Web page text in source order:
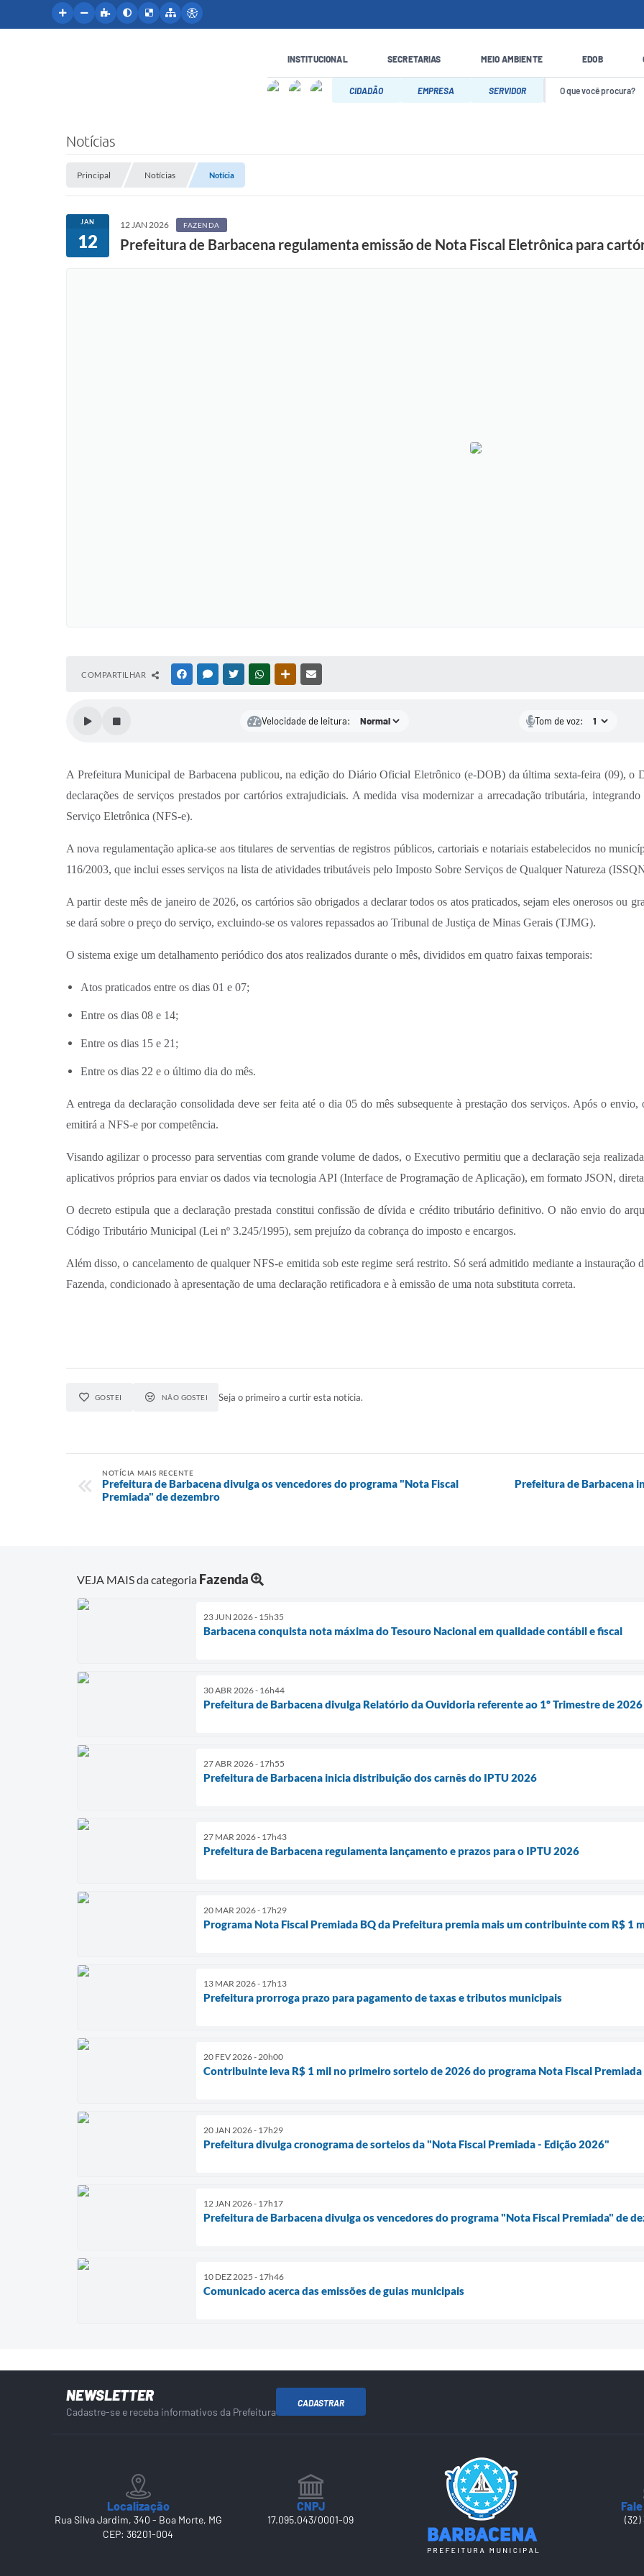
INSTITUCIONAL SECRETARIAS MEIO AMBIENTE EDOB
CIDADÃO EMPRESA SERVIDOR
Notícias
Principal Notícias Notícia
JAN
12
12 JAN 2026 FAZENDA
Prefeitura de Barbacena regulamenta emissão de Nota Fiscal Eletrônica para
COMPARTILHAR FACEBOOKMESSENGER
TWITTERWHATSAPPOUTRAS MÍDIAS
Velocidade de leitura: Tom de voz:
A Prefeitura Municipal de Barbacena publicou, na edição do Diário Oficial Eletrônico (e-DOB) da última sexta-feira (09), o
declarações de serviços prestados por cartórios extrajudiciais. A medida visa modernizar a arrecadação tributária,
Serviço Eletrônica (NFS-e).
A nova regulamentação aplica-se aos titulares de serventias de registros públicos, cartoriais e notariais estabelecidos no
116/2003, que inclui esses serviços na lista de atividades tributáveis pelo Imposto Sobre Serviços de Qualquer Natureza
A partir deste mês de janeiro de 2026, os cartórios são obrigados a declarar todos os atos praticados, sejam eles onerosos ou
se dará sobre o preço do serviço, excluindo-se os valores repassados ao Tribunal de Justiça de Minas Gerais (TJMG).
O sistema exige um detalhamento periódico dos atos realizados durante o mês, divididos em quatro faixas temporais:
Atos praticados entre os dias 01 e 07;
Entre os dias 08 e 14;
Entre os dias 15 e 21;
Entre os dias 22 e o último dia do mês.
A entrega da declaração consolidada deve ser feita até o dia 05 do mês subsequente à prestação dos serviços. Após o
emitirá a NFS-e por competência.
Visando agilizar o processo para serventias com grande volume de dados, o Executivo permitiu que a declaração seja
aplicativos próprios para enviar os dados via tecnologia API (Interface de Programação de Aplicação), em formato JSON,
O decreto estipula que a declaração prestada constitui confissão de dívida e crédito tributário definitivo. O não envio do
Código Tributário Municipal (Lei nº 3.245/1995), sem prejuízo da cobrança do imposto e encargos.
Além disso, o cancelamento de qualquer NFS-e emitida sob este regime será restrito. Só será admitido mediante a
Fazenda, condicionado à apresentação de uma declaração retificadora e à emissão de uma nota substituta correta.
GOSTEI NÃO GOSTEI Seja o primeiro a curtir esta notícia.
NOTÍCIA MAIS RECENTE
Prefeitura de Barbacena divulga os vencedores do programa "Nota Fiscal
Premiada" de dezembro
Prefeitura de Barbacena
VEJA MAIS da categoria Fazenda
23 JUN 2026 - 15h35
Barbacena conquista nota máxima do Tesouro Nacional em qualidade contábil e fiscal
30 ABR 2026 - 16h44
Prefeitura de Barbacena divulga Relatório da Ouvidoria referente ao 1º Trimestre de 2026
27 ABR 2026 - 17h55
Prefeitura de Barbacena inicia distribuição dos carnês do IPTU 2026
27 MAR 2026 - 17h43
Prefeitura de Barbacena regulamenta lançamento e prazos para o IPTU 2026
20 MAR 2026 - 17h29
Programa Nota Fiscal Premiada BQ da Prefeitura premia mais um contribuinte com R$ 1
13 MAR 2026 - 17h13
Prefeitura prorroga prazo para pagamento de taxas e tributos municipais
20 FEV 2026 - 20h00
Contribuinte leva R$ 1 mil no primeiro sorteio de 2026 do programa Nota Fiscal Premiada
20 JAN 2026 - 17h29
Prefeitura divulga cronograma de sorteios da "Nota Fiscal Premiada - Edição 2026"
12 JAN 2026 - 17h17
Prefeitura de Barbacena divulga os vencedores do programa "Nota Fiscal Premiada" de
10 DEZ 2025 - 17h46
Comunicado acerca das emissões de guias municipais
NEWSLETTER
Cadastre-se e receba informativos da Prefeitura
CADASTRAR
Localização
Rua Silva Jardim, 340 - Boa Morte, MG
CEP: 36201-004
CNPJ
17.095.043/0001-09 (32)